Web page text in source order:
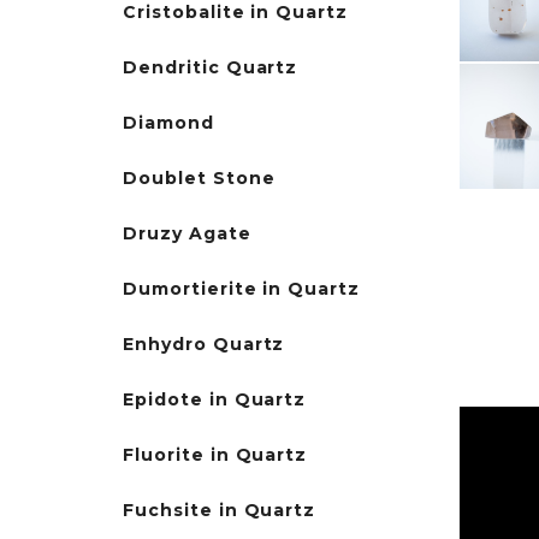
Cristobalite in Quartz
Dendritic Quartz
Diamond
Doublet Stone
Druzy Agate
Dumortierite in Quartz
Enhydro Quartz
Epidote in Quartz
Fluorite in Quartz
Fuchsite in Quartz